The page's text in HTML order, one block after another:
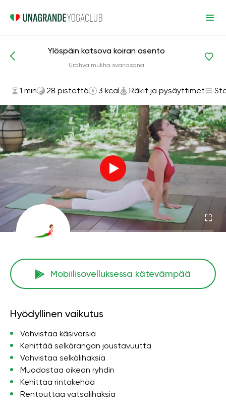
Asanat ja harjoitukset
Ylöspäin katsova koiran asento
Urdhva mukha svanasana
1 min 28 pistettä 3 kcal Räkit ja pysäyttimet
Mobiilisovelluksessa kätevämpää
Hyödyllinen vaikutus
Vahvistaa käsivarsia
Kehittää selkärangan joustavuutta
Vahvistaa selkälihaksia
Muodostaa oikean ryhdin
Kehittää rintakehää
Rentouttaa vatsalihaksia